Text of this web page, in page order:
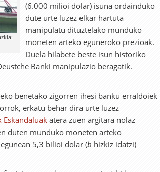
(6.000 milioi dolar) isuna ordainduko
dute urte luzez elkar hartuta
manipulatu dituztelako munduko
moneten arteko eguneroko prezioak.
Duela hilabete beste isun historiko
Banki manipulazio beragatik.
benetako zigorren ihesi banku erraldoiek
erkatu behar dira urte luzez
Eskandaluakatera zuen argitara nolaz
duten munduko moneten arteko
5,3 bilioi dolar (b hizkiz idatzi)